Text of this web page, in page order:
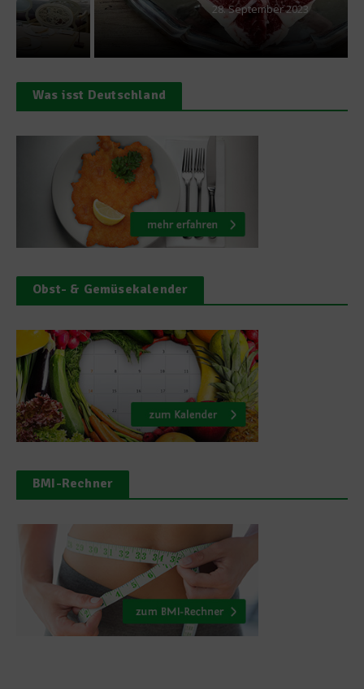
28. September 2023
Was isst Deutschland
Obst- & Gemüsekalender
BMI-Rechner